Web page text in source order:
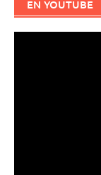
EN YOUTUBE